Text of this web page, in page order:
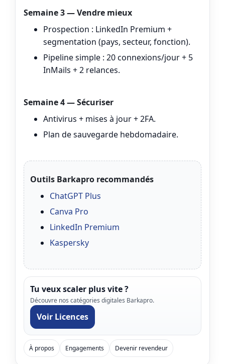
Semaine 3 — Vendre mieux
Prospection : LinkedIn Premium +
segmentation (pays, secteur, fonction).
Pipeline simple : 20 connexions/jour + 5
InMails + 2 relances.
Semaine 4 — Sécuriser
Antivirus + mises à jour + 2FA.
Plan de sauvegarde hebdomadaire.
Outils Barkapro recommandés
ChatGPT Plus
Canva Pro
LinkedIn Premium
Kaspersky
Tu veux scaler plus vite ?
Découvre nos catégories digitales Barkapro.
Voir Licences
À propos Engagements Devenir revendeur